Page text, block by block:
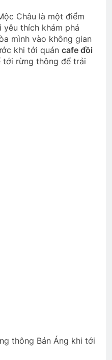
Châu là một điểm
thích khám phá
mình vào không gian
khi tới quán cafe đồi
tới rừng thông để trải
thông Bản Áng khi tới